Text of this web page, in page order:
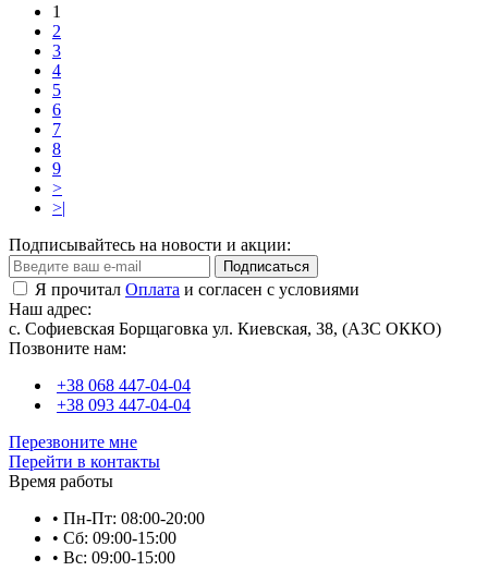
1
2
3
4
5
6
7
8
9
>
>|
Подписывайтесь на новости и акции:
Подписаться
Я прочитал Оплата и согласен с условиями
Наш адрес:
с. Софиевская Борщаговка ул. Киевская, 38, (АЗС ОККО)
Позвоните нам:
+38 068 447-04-04
+38 093 447-04-04
Перезвоните мне
Перейти в контакты
Время работы
• Пн-Пт: 08:00-20:00
• Сб: 09:00-15:00
• Вс: 09:00-15:00